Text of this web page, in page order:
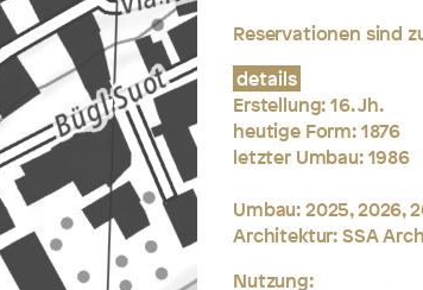
Reservationen sind
details
Erstellung: 16. Jh.
heutige Form: 1876
letzter Umbau: 1986
Umbau: 2025, 2026,
Architektur: SSA
Nutzung: